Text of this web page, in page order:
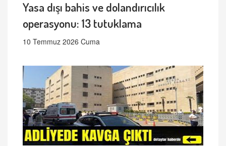
Yasa dışı bahis ve dolandırıcılık
operasyonu: 13 tutuklama
10 Temmuz 2026 Cuma